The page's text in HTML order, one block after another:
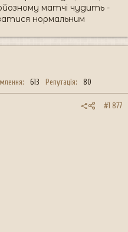
матчі чудить -
нормальним
613 Репутація 80
#1 877